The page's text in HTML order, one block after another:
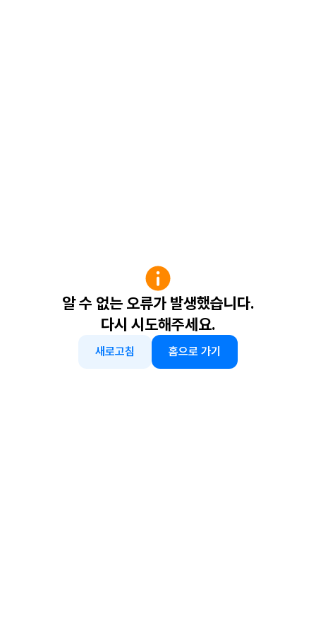
알 수 없는 오류가 발생했습니다.
다시 시도해주세요.
새로고침 홈으로 가기